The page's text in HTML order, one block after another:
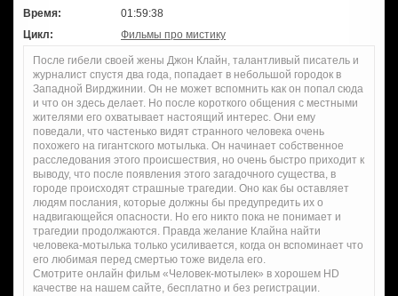
Время:
01:59:38
Цикл:
Фильмы про мистику
После гибели своей жены Джон Клайн, талантливый писатель и
журналист спустя два года, попадает в небольшой городок в
Западной Вирджинии. Он не может вспомнить как он попал сюда
и что он здесь делает. Но после короткого общения с местными
жителями его охватывает настоящий интерес. Они ему
поведали, что частенько видят странного человека очень
похожего на гигантского мотылька. Он начинает собственное
расследования этого происшествия, но очень быстро приходит к
выводу, что после появления этого загадочного существа, в
городе происходят страшные трагедии. Оно как бы оставляет
людям послания, которые должны бы предупредить их о
надвигающейся опасности. Но его никто пока не понимает и
трагедии продолжаются. Правда желание Клайна найти
человека-мотылька только усиливается, когда он вспоминает что
его любимая перед смертью тоже видела его.
Смотрите онлайн фильм «Человек-мотылек» в хорошем HD
качестве на нашем сайте, бесплатно и без регистрации.